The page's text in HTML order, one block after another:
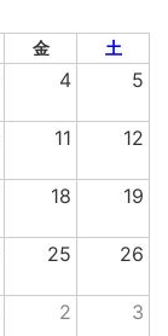
金 土
4 5
11 12
18 19
25 26
2 3